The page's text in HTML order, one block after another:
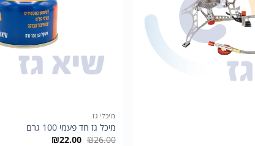
מיכלי גז
מיכל גז חד פעמי 100 גרם
₪26.00 המחיר₪22.00 המחיר